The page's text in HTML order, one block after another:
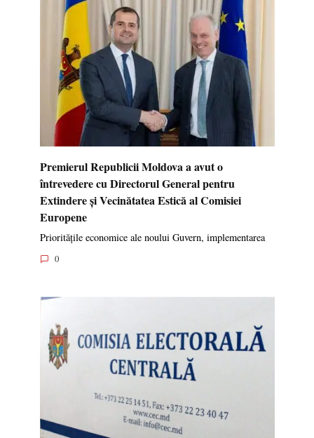
Premierul Republicii Moldova a avut o
întrevedere cu Directorul General pentru
Extindere și Vecinătatea Estică al Comisiei
Europene
Prioritățile economice ale noului Guvern, implementarea
0